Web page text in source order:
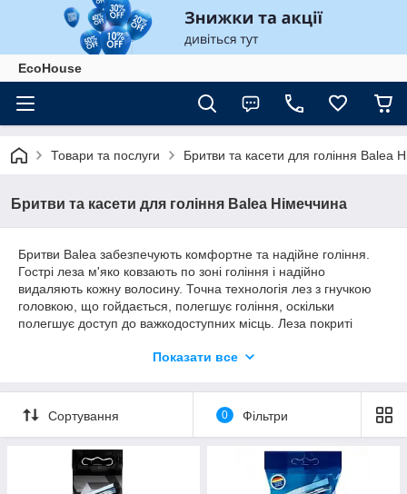
EcoHouse
Товари та послуги Бритви та касети для гоління Balea
Бритви та касети для гоління Balea Німеччина
Бритви Balea забезпечують комфортне та надійне гоління.
Гострі леза м'яко ковзають по зоні гоління і надійно
видаляють кожну волосину. Точна технологія лез з гнучкою
головкою, що гойдається, полегшує гоління, оскільки
полегшує доступ до важкодоступних місць. Леза покриті
та безпечне поводження з бритвою. Для гладкої шкіри та
Показати все
Сортування 0 Фільтри